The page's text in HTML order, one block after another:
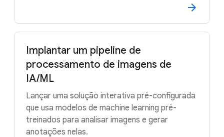
Implantar um pipeline de
processamento de imagens de
IA/ML
Lançar uma solução interativa pré-configurada
que usa modelos de machine learning pré-
treinados para analisar imagens e gerar
anotações nelas.